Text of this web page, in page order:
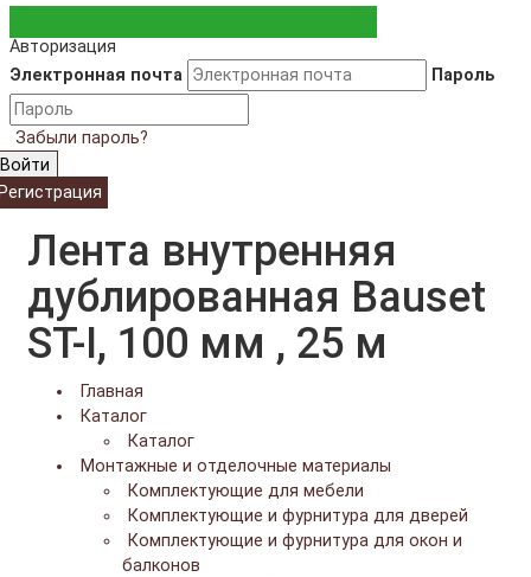
Авторизация
Электронная почта
Пароль
Забыли пароль?
Войти
Лента внутренняя
дублированная Bauset
ST-I, 100 мм , 25 м
Главная
Каталог
Каталог
Монтажные и отделочные материалы
Комплектующие для мебели
Комплектующие и фурнитура для дверей
Комплектующие и фурнитура для окон и
балконов